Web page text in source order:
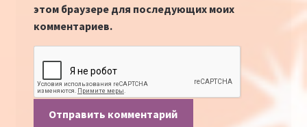
этом браузере для последующих моих
комментариев.